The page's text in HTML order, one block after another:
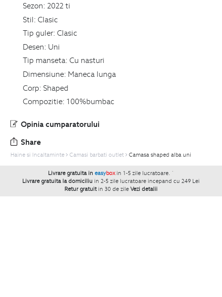
Sezon: 2022 ti
Stil: Clasic
Tip guler: Clasic
Desen: Uni
Tip manseta: Cu nasturi
Dimensiune: Maneca lunga
Corp: Shaped
Compozitie: 100%bumbac
Opinia cumparatorului
Share
Haine si Incaltaminte Camasi barbati outlet Camasa shaped alba uni
Livrare gratuita in easybox in 1-5 zile lucratoare. `
Livrare gratuita la domiciliu in 2-5 zile lucratoare incepand cu 249 Lei
Retur gratuit in 30 de zile Vezi detalii